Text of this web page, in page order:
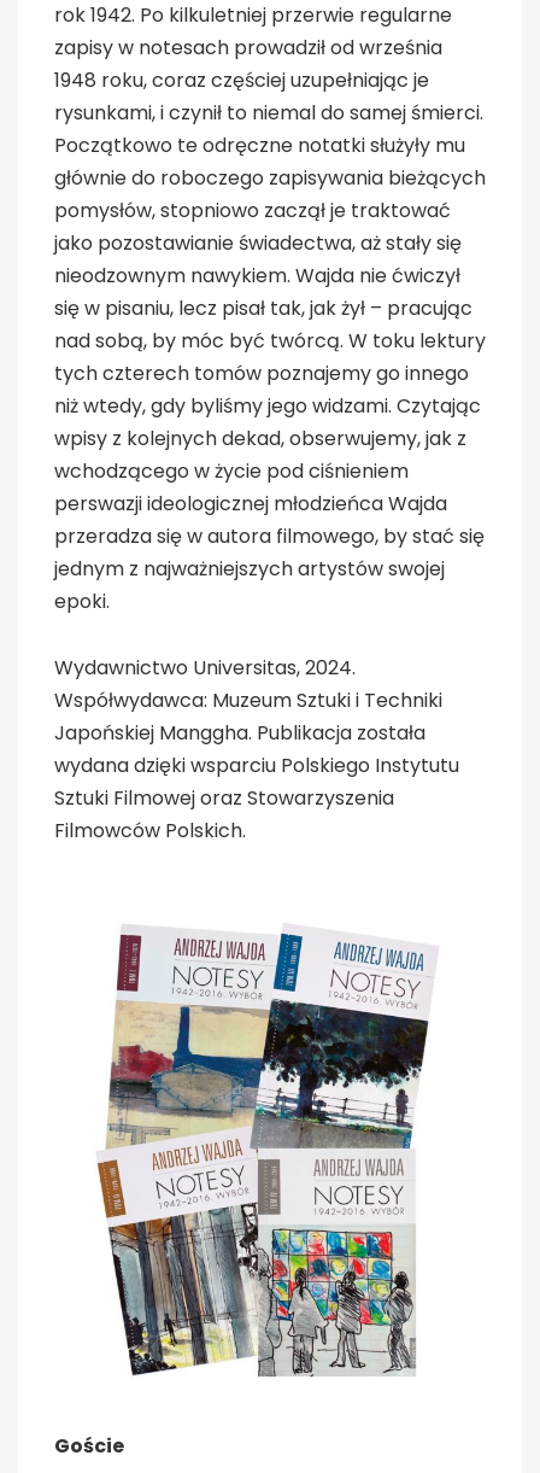
rok 1942. Po kilkuletniej przerwie regularne
zapisy w notesach prowadził od września
1948 roku, coraz częściej uzupełniając je
rysunkami, i czynił to niemal do samej śmierci.
Początkowo te odręczne notatki służyły mu
głównie do roboczego zapisywania bieżących
pomysłów, stopniowo zaczął je traktować
jako pozostawianie świadectwa, aż stały się
nieodzownym nawykiem. Wajda nie ćwiczył
się w pisaniu, lecz pisał tak, jak żył – pracując
nad sobą, by móc być twórcą. W toku lektury
tych czterech tomów poznajemy go innego
niż wtedy, gdy byliśmy jego widzami. Czytając
wpisy z kolejnych dekad, obserwujemy, jak z
wchodzącego w życie pod ciśnieniem
perswazji ideologicznej młodzieńca Wajda
przeradza się w autora filmowego, by stać się
jednym z najważniejszych artystów swojej
epoki.
Wydawnictwo Universitas, 2024.
Współwydawca: Muzeum Sztuki i Techniki
Japońskiej Manggha. Publikacja została
wydana dzięki wsparciu Polskiego Instytutu
Sztuki Filmowej oraz Stowarzyszenia
Filmowców Polskich.
Goście